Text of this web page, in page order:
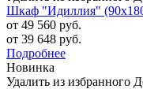
Шкаф "Идиллия"
от 49 560 руб.
от 39 648 руб.
Подробнее
Новинка
Удалить из избранного